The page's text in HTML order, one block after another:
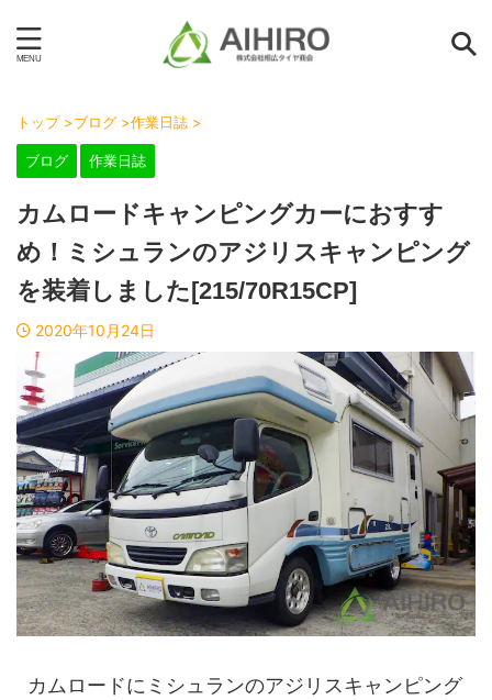
トップ >ブログ >作業日誌 >
ブログ 作業日誌
カムロードキャンピングカーにおすす
め！ミシュランのアジリスキャンピング
を装着しました[215/70R15CP]
2020年10月24日
カムロードにミシュランのアジリスキャンピング